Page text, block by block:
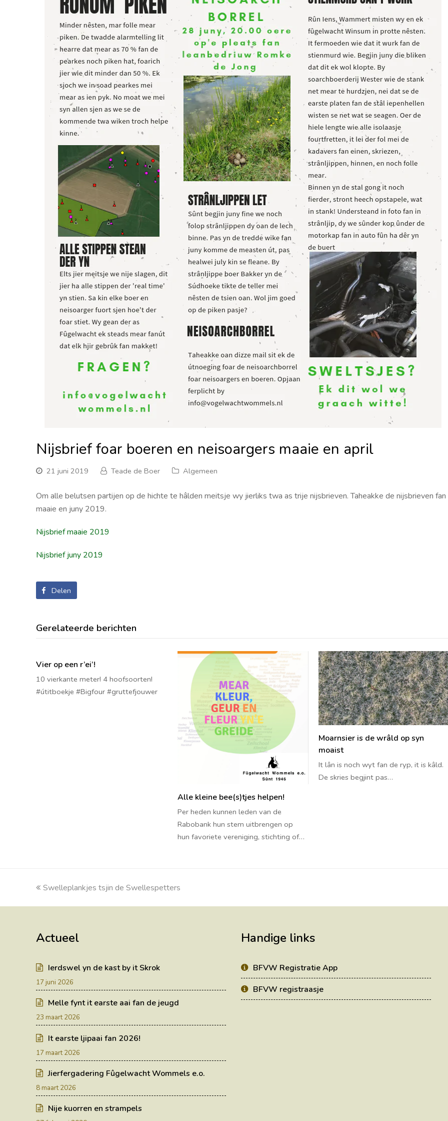
Nijsbrief foar boeren en neisoargers maaie en april
21 juni 2019 Teade de Boer Algemeen
Om alle belutsen partijen op de hichte te hâlden meitsje wy jierliks twa as trije nijsbrieven. Taheakke de nijsbrieven fan
maaie en juny 2019.
Nijsbrief maaie 2019
Nijsbrief juny 2019
Delen
Gerelateerde berichten
Vier op een r’ei’!
10 vierkante meter! 4 hoofsoorten!
#útitboekje #Bigfour #gruttefjouwer
Alle kleine bee(s)tjes helpen!
Per heden kunnen leden van de
Rabobank hun stem uitbrengen op
hun favoriete vereniging, stichting of…
Moarnsier is de wrâld op syn
moaist
It lân is noch wyt fan de ryp, it is kâld.
De skries begjint pas…
previous
Swelleplankjes tsjin de Swellespetters
Actueel
Ierdswel yn de kast by it Skrok
17 juni 2026
Melle fynt it earste aai fan de jeugd
23 maart 2026
It earste ljipaai fan 2026!
17 maart 2026
Jierfergadering Fûgelwacht Wommels e.o.
8 maart 2026
Nije kuorren en strampels
Handige links
BFVW Registratie App
BFVW registraasje